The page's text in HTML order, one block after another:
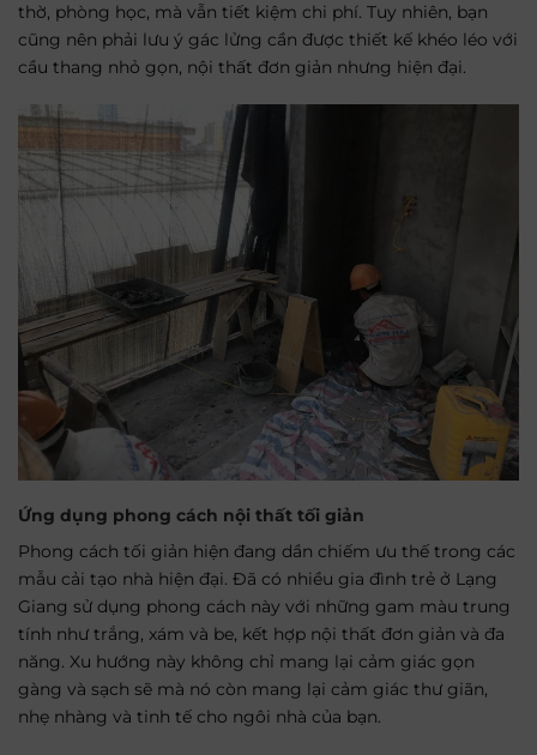
thờ, phòng học, mà vẫn tiết kiệm chi phí. Tuy nhiên, bạn
cũng nên phải lưu ý gác lửng cần được thiết kế khéo léo với
cầu thang nhỏ gọn, nội thất đơn giản nhưng hiện đại.
Ứng dụng phong cách nội thất tối giản
Phong cách tối giản hiện đang dần chiếm ưu thế trong các
mẫu cải tạo nhà hiện đại. Đã có nhiều gia đình trẻ ở Lạng
Giang sử dụng phong cách này với những gam màu trung
tính như trắng, xám và be, kết hợp nội thất đơn giản và đa
năng. Xu hướng này không chỉ mang lại cảm giác gọn
gàng và sạch sẽ mà nó còn mang lại cảm giác thư giãn,
nhẹ nhàng và tinh tế cho ngôi nhà của bạn.